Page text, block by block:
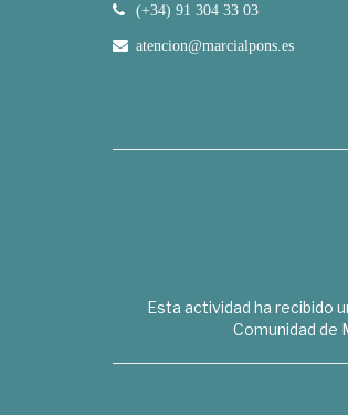
(+34) 91 304 33 03
atencion@marcialpons.es
Esta actividad ha recibido
Comunidad de